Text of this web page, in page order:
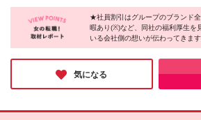
(勤務地による)、交通費と時
ります。
8000円・その他2万2000円)
を満たした方 (変更
★社員割引はグループのブランド
暇あり(※)など、同社の福利厚生を
いる会社側の想いが伝わってきま
れる他、仕事中は素敵なジュエリ
オシャレを楽しみながら活躍する
ンに関わる仕事を楽しく続けてい
求人です。
気になる